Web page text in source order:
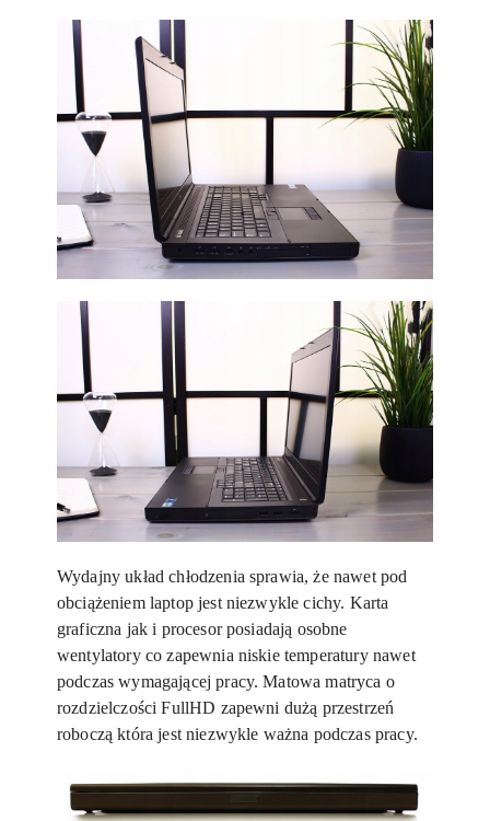
Wydajny układ chłodzenia sprawia, że nawet pod
obciążeniem laptop jest niezwykle cichy. Karta
graficzna jak i procesor posiadają osobne
wentylatory co zapewnia niskie temperatury nawet
podczas wymagającej pracy. Matowa matryca o
rozdzielczości FullHD zapewni dużą przestrzeń
roboczą która jest niezwykle ważna podczas pracy.